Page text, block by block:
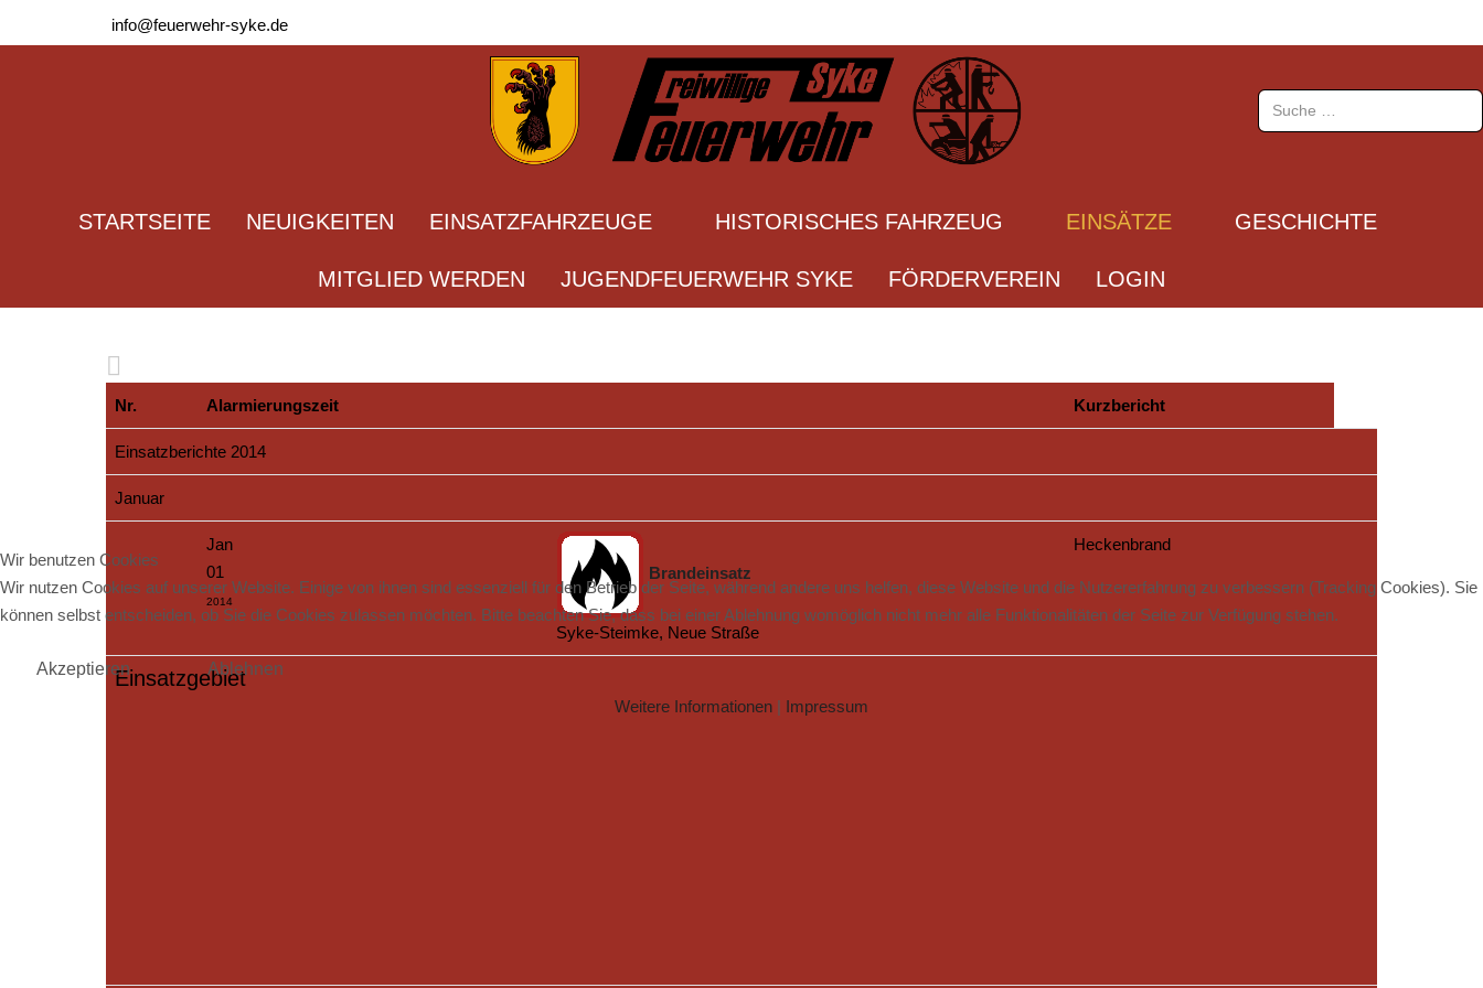
info@feuerwehr-syke.de
Suchen
STARTSEITE NEUIGKEITEN EINSATZFAHRZEUGE HISTORISCHES FAHRZEUG EINSÄTZE GESCHICHTE
MITGLIED WERDEN JUGENDFEUERWEHR SYKE FÖRDERVEREIN LOGIN
Nr. Alarmierungszeit Kurzbericht
Einsatzberichte 2014
Januar
Jan
01
2014
Brandeinsatz
Syke-Steimke, Neue Straße
Heckenbrand
Einsatzgebiet
Wir benutzen Cookies
Wir nutzen Cookies auf unserer Website. Einige von ihnen sind essenziell für den Betrieb der Seite, während andere uns helfen, diese Website und die Nutzererfahrung zu verbessern (Tracking Cookies). Sie
können selbst entscheiden, ob Sie die Cookies zulassen möchten. Bitte beachten Sie, dass bei einer Ablehnung womöglich nicht mehr alle Funktionalitäten der Seite zur Verfügung stehen.
Akzeptieren
Ablehnen
Weitere Informationen | Impressum